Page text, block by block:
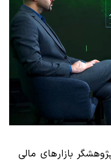
بازارهای مالی